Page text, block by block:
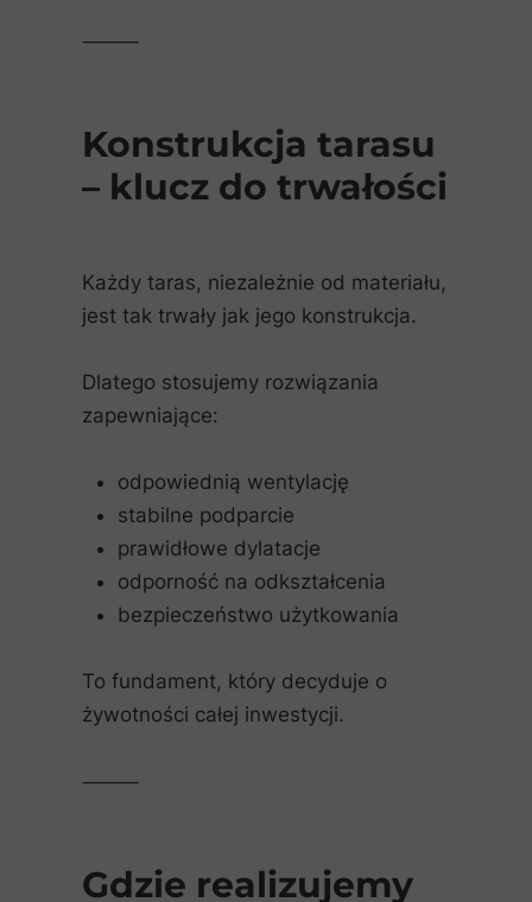
⸻
Konstrukcja tarasu
– klucz do trwałości
Każdy taras, niezależnie od materiału,
jest tak trwały jak jego konstrukcja.
Dlatego stosujemy rozwiązania
zapewniające:
odpowiednią wentylację
stabilne podparcie
prawidłowe dylatacje
odporność na odkształcenia
bezpieczeństwo użytkowania
To fundament, który decyduje o
żywotności całej inwestycji.
⸻
Gdzie realizujemy